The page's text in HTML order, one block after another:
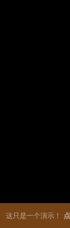
这只是一个演示！